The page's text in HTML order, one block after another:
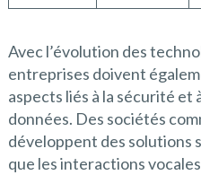
Avec l’évolution des
entreprises doivent
aspects liés à la sécurité
données. Des sociétés
développent des solutions
que les interactions